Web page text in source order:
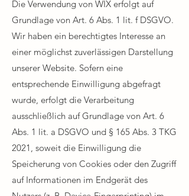
Die Verwendung von WIX erfolgt auf
Grundlage von Art. 6 Abs. 1 lit. f DSGVO.
Wir haben ein berechtigtes Interesse an
einer möglichst zuverlässigen Darstellung
unserer Website. Sofern eine
entsprechende Einwilligung abgefragt
wurde, erfolgt die Verarbeitung
ausschließlich auf Grundlage von Art. 6
Abs. 1 lit. a DSGVO und § 165 Abs. 3 TKG
2021, soweit die Einwilligung die
Speicherung von Cookies oder den Zugriff
auf Informationen im Endgerät des